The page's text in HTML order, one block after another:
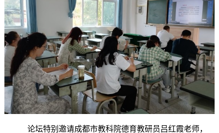
论坛特别邀请成都市教科院德育教研员吕红霞老师，